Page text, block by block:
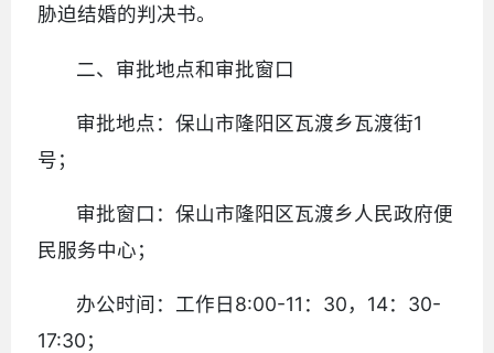
胁迫结婚的判决书。
二、审批地点和审批窗口
审批地点：保山市隆阳区瓦渡乡瓦渡街1
号；
审批窗口：保山市隆阳区瓦渡乡人民政府便
民服务中心；
办公时间：工作日8:00-11：30，14：30-
17:30；